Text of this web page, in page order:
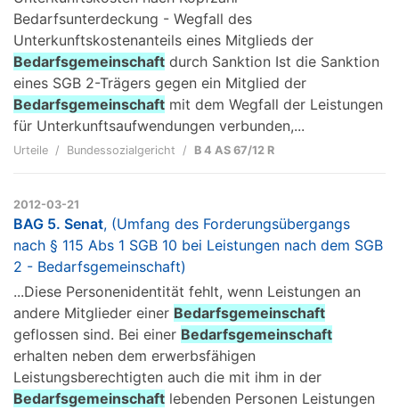
Bedarfsunterdeckung - Wegfall des
Unterkunftskostenanteils eines Mitglieds der
Bedarfsgemeinschaft durch Sanktion Ist die Sanktion
eines SGB 2-Trägers gegen ein Mitglied der
Bedarfsgemeinschaft mit dem Wegfall der Leistungen
für Unterkunftsaufwendungen verbunden,...
Urteile Bundessozialgericht B 4 AS 67/12 R
2012-03-21
BAG 5. Senat, (Umfang des Forderungsübergangs
nach § 115 Abs 1 SGB 10 bei Leistungen nach dem SGB
2 - Bedarfsgemeinschaft)
...Diese Personenidentität fehlt, wenn Leistungen an
andere Mitglieder einer Bedarfsgemeinschaft
geflossen sind. Bei einer Bedarfsgemeinschaft
erhalten neben dem erwerbsfähigen
Leistungsberechtigten auch die mit ihm in der
Bedarfsgemeinschaft lebenden Personen Leistungen